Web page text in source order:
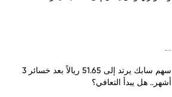
--
سهم سابك يرتد إلى 51.65 ريالاً بعد خسائر 3
أشهر.. هل يبدأ التعافي؟